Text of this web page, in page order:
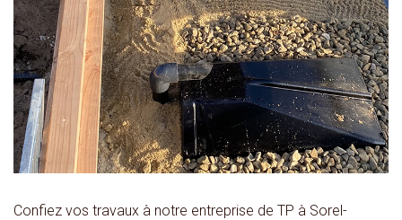
Confiez vos travaux à notre entreprise de TP à Sorel-